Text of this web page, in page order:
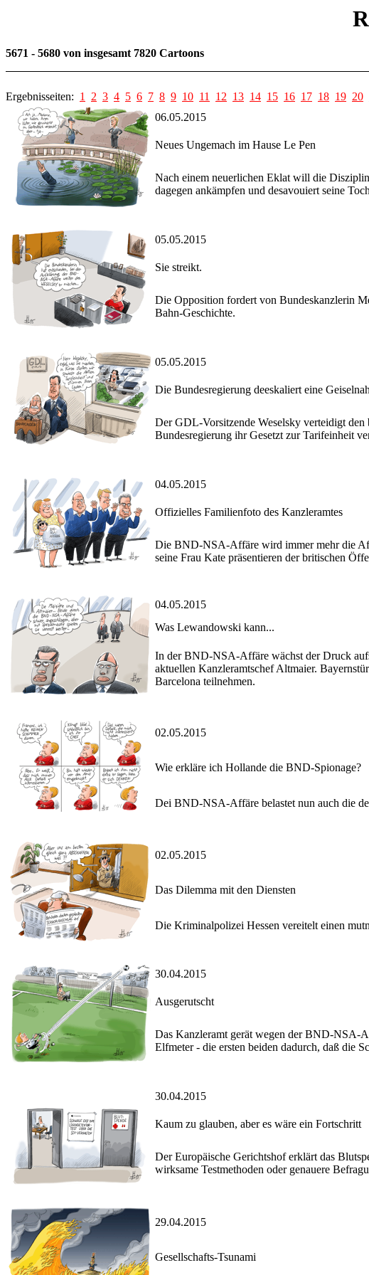
5671 - 5680 von insgesamt 7820 Cartoons
Ergebnisseiten: 1 2 3 4 5 6 7 8 9 10 11 12 13 14 15 16 17 18 19 20
06.05.2015
Neues Ungemach im Hause Le Pen
Nach einem neuerlichen Eklat will die
dagegen ankämpfen und desavouiert seine
05.05.2015
Sie streikt.
Die Opposition fordert von Bundeskanzlerin
Bahn-Geschichte.
05.05.2015
Die Bundesregierung deeskaliert eine
Der GDL-Vorsitzende Weselsky verteidigt
Bundesregierung ihr Gesetzt zur Tarifeinheit
04.05.2015
Offizielles Familienfoto des Kanzleramtes
Die BND-NSA-Affäre wird immer mehr die
seine Frau Kate präsentieren der britischen
04.05.2015
Was Lewandowski kann...
In der BND-NSA-Affäre wächst der Druck
aktuellen Kanzleramtschef Altmaier.
Barcelona teilnehmen.
02.05.2015
Wie erkläre ich Hollande die BND-Spionage?
Dei BND-NSA-Affäre belastet nun auch die
02.05.2015
Das Dilemma mit den Diensten
Die Kriminalpolizei Hessen vereitelt einen
30.04.2015
Ausgerutscht
Das Kanzleramt gerät wegen der BND-NSA-
Elfmeter - die ersten beiden dadurch, daß die
30.04.2015
Kaum zu glauben, aber es wäre ein Fortschritt
Der Europäische Gerichtshof erklärt das
wirksame Testmethoden oder genauere
29.04.2015
Gesellschafts-Tsunami